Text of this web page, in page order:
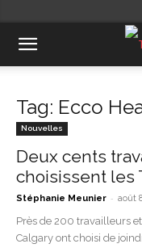
Tag: Ecco
Nouvelles
Deux cents
choisissent les
Stéphanie Meunier - août
Près de 200 travailleurs
Calgary ont choisi de